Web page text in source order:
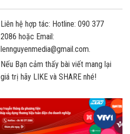
Liên hệ hợp tác: Hotline: 090 377
2086 hoặc Email:
lennguyenmedia@gmail.com.
Nếu Bạn cảm thấy bài viết mang lại
giá trị hãy LIKE và SHARE nhé!